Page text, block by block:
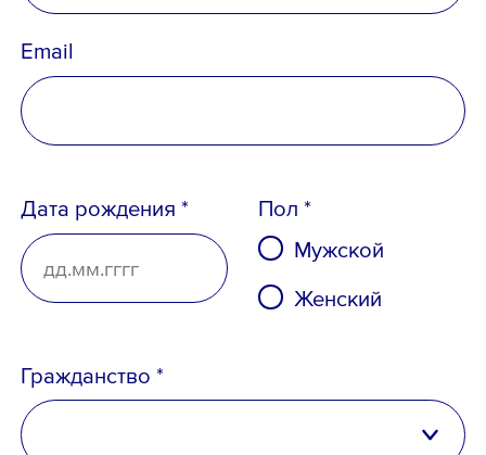
Вопрос *
Email
Дата рождения *
Пол *
Мужской
Женский
Гражданство *